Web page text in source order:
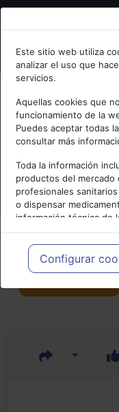
Bienvenid@ a
Escribe tu Email
Accede o regístrate
Este sitio web utiliza
analizar el uso que
servicios.
Aquellas cookies que
funcionamiento de la
Puedes aceptar todas
consultar más
Toda la información
productos del mercado
profesionales
o dispensar
información técnica de
meramente
profesionales
cada caso concreto, el
necesidades del
Configurar
Actualidad y